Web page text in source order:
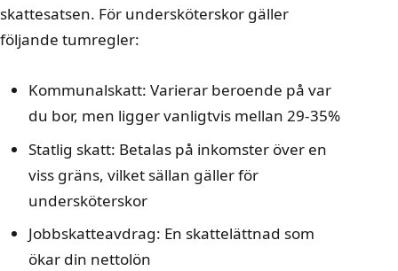
skattesatsen. För undersköterskor gäller
följande tumregler:
Kommunalskatt: Varierar beroende på var
du bor, men ligger vanligtvis mellan 29-35%
Statlig skatt: Betalas på inkomster över en
viss gräns, vilket sällan gäller för
undersköterskor
Jobbskatteavdrag: En skattelättnad som
ökar din nettolön